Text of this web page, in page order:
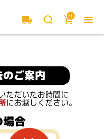
local_shipping search cart
0 menu